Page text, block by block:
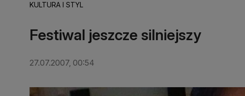
KULTURA I STYL
Festiwal jeszcze silniejszy
27.07.2007, 00:54